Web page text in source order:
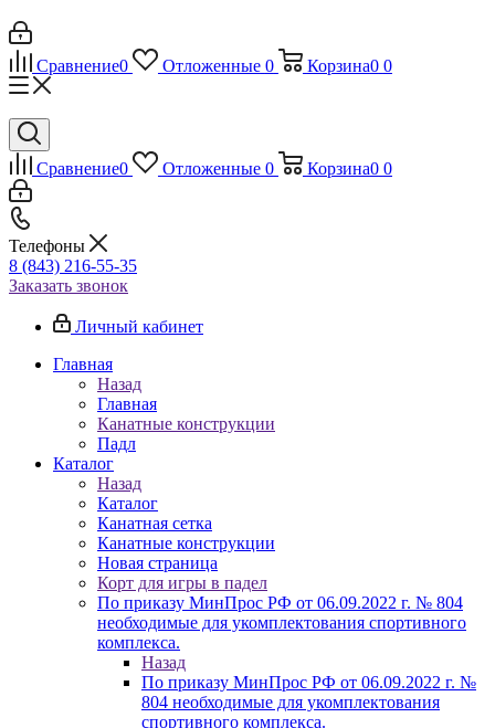
Сравнение0 Отложенные 0 Корзина0 0
Сравнение0 Отложенные 0 Корзина0 0
Телефоны
8 (843) 216-55-35
Заказать звонок
Личный кабинет
Главная
Назад
Главная
Канатные конструкции
Падл
Каталог
Назад
Каталог
Канатная сетка
Канатные конструкции
Новая страница
Корт для игры в падел
По приказу МинПрос РФ от 06.09.2022 г. № 804
необходимые для укомплектования спортивного
комплекса.
Назад
По приказу МинПрос РФ от 06.09.2022 г. №
804 необходимые для укомплектования
спортивного комплекса.